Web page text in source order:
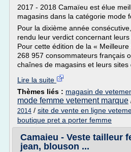
2017 - 2018 Camaïeu est élue
magasins dans la catégorie mode
Pour la dixième année
rendu leur verdict concernant
Pour cette édition de la «
268 957 consommateurs français
chaînes de magasins et leurs sites
Lire la suite
Thèmes liés : magasin de
mode femme vetement marque
2014 / site de vente en ligne
boutique pret a porter femme
Camaieu - Veste tailleur
jean, blouson ...